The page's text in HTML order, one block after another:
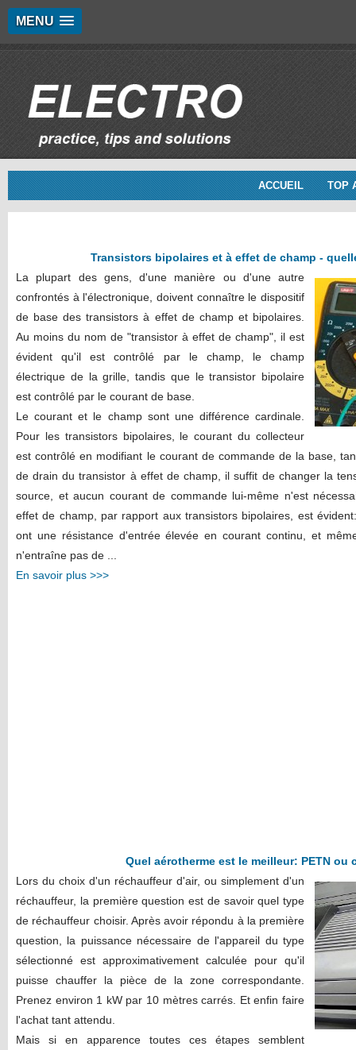
MENU
ACCUEIL TOP
Transistors bipolaires et à effet de champ -
La plupart des gens, d'une manière ou d'une autre
confrontés à l'électronique, doivent connaître le dispositif
de base des transistors à effet de champ et bipolaires.
Au moins du nom de "transistor à effet de champ", il est
évident qu'il est contrôlé par le champ, le champ
électrique de la grille, tandis que le transistor bipolaire
est contrôlé par le courant de base.
Le courant et le champ sont une différence cardinale.
Pour les transistors bipolaires, le courant du collecteur
est contrôlé en modifiant le courant de commande de la base,
de drain du transistor à effet de champ, il suffit de changer la
source, et aucun courant de commande lui-même n'est
effet de champ, par rapport aux transistors bipolaires, est
ont une résistance d'entrée élevée en courant continu, et
n'entraîne pas de ...
En savoir plus >>>
Quel aérotherme est le meilleur: PETN ou
Lors du choix d'un réchauffeur d'air, ou simplement d'un
réchauffeur, la première question est de savoir quel type
de réchauffeur choisir. Après avoir répondu à la première
question, la puissance nécessaire de l'appareil du type
sélectionné est approximativement calculée pour qu'il
puisse chauffer la pièce de la zone correspondante.
Prenez environ 1 kW par 10 mètres carrés. Et enfin faire
l'achat tant attendu.
Mais si en apparence toutes ces étapes semblent